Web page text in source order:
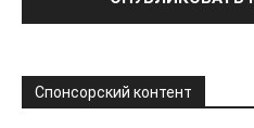
Спонсорский контент